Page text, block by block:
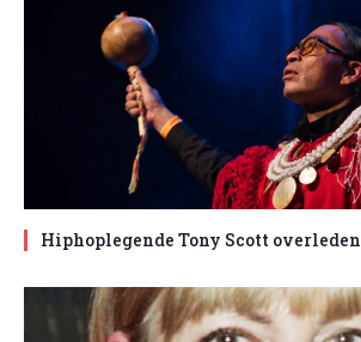
Hiphoplegende Tony Scott overleden